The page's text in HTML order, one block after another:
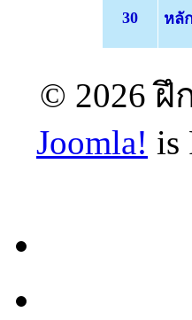
30 หลั
© 2026
Joomla! is